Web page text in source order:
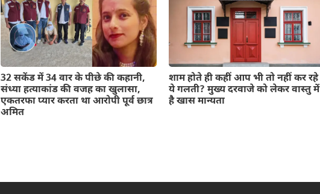
32 सकेंड में 34 वार के पीछे की कहानी,
संध्या हत्याकांड की वजह का खुलासा,
एकतरफा प्यार करता था आरोपी पूर्व छात्र
अमित
शाम होते ही कहीं आप भी तो नहीं कर रहे
ये गलती? मुख्य दरवाजे को लेकर वास्तु में
है खास मान्यता